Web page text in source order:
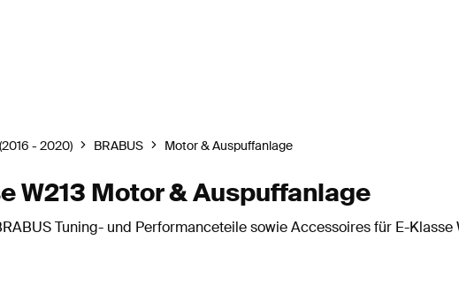
- 2020) BRABUS Motor & Auspuffanlage
W213 Motor & Auspuffanlage
Tuning- und Performanceteile sowie Accessoires für E-